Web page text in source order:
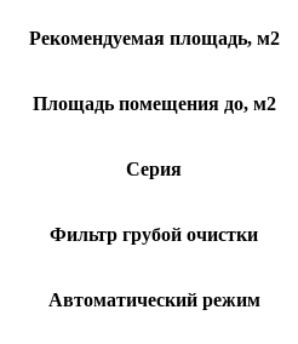
Рекомендуемая площадь, м2
Площадь помещения до, м2
Серия
Фильтр грубой очистки
Автоматический режим